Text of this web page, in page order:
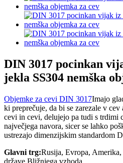
DIN 3017 pocinkan
jekla SS304 nemška
Objemke za cevi DIN 3017Imajo
ki preprečuje, da bi se zarezale v
cevi in ​​cevi, delujejo pa tudi s trdimi
največjega navora, sicer se lahko
ustrezajo dimenzijskim standardom
Glavni trg:Rusija, Evropa,
države Bližnjega vzhoda